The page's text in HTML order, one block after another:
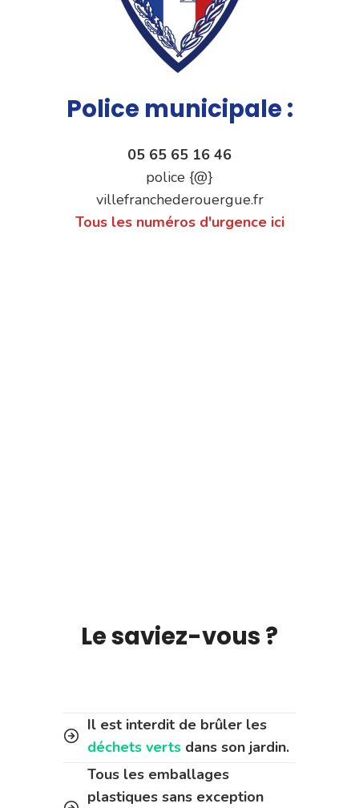
Police municipale :
05 65 65 16 46
police {@}
villefranchederouergue.fr
Tous les numéros d'urgence ici
Le saviez-vous ?
Il est interdit de brûler les
déchets verts dans son jardin.
Tous les emballages
plastiques sans exception